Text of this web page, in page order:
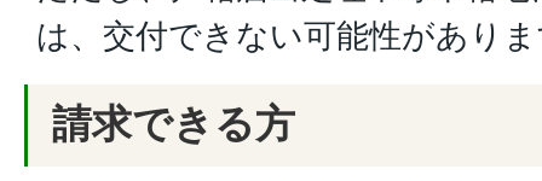
は、交付できない可能性があり
請求できる方